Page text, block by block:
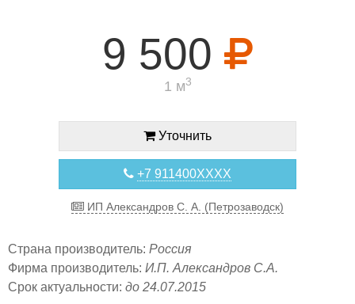
9 500
1 м3
Уточнить
+7 911400XXXX
ИП Александров С. А. (Петрозаводск)
Страна производитель: Россия
Фирма производитель: И.П. Александров С.А.
Срок актуальности: до 24.07.2015